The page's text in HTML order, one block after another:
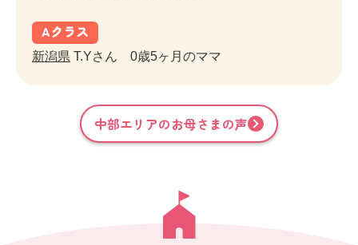
Aクラス
新潟県 T.Yさん 0歳5ヶ月のママ
中部エリアのお母さまの声